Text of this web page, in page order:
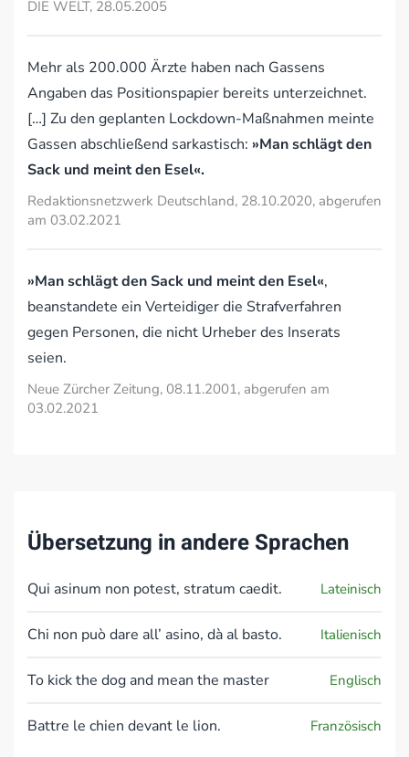
DIE WELT, 28.05.2005
Mehr als 200.000 Ärzte haben nach Gassens
Angaben das Positionspapier bereits unterzeichnet.
[…] Zu den geplanten Lockdown-Maßnahmen meinte
Gassen abschließend sarkastisch: »Man schlägt den
Sack und meint den Esel«.
Redaktionsnetzwerk Deutschland, 28.10.2020, abgerufen
am 03.02.2021
»Man schlägt den Sack und meint den Esel«,
beanstandete ein Verteidiger die Strafverfahren
gegen Personen, die nicht Urheber des Inserats
seien.
Neue Zürcher Zeitung, 08.11.2001, abgerufen am
03.02.2021
Übersetzung in andere Sprachen
Qui asinum non potest, stratum caedit. Lateinisch
Chi non può dare all’ asino, dà al basto. Italienisch
To kick the dog and mean the master Englisch
Battre le chien devant le lion. Französisch